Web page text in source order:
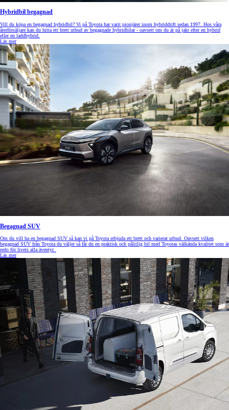
Hybridbil begagnad
Vill du köpa en begagnad hybridbil? Vi på Toyota har varit pionjärer inom hybriddrift sedan 1997. Hos våra
återförsäljare kan du hitta ett brett utbud av begagnade hybridbilar - oavsett om du är på jakt efter en hybrid
eller en laddhybrid.
Läs mer
Begagnad SUV
Om du vill ha en begagnad SUV så kan vi på Toyota erbjuda ett brett och varierat utbud. Oavsett vilken
begagnad SUV från Toyota du väljer så får du en praktisk och pålitlig bil med Toyotas välkända kvalitet som är
redo för livets alla äventyr.
Läs mer